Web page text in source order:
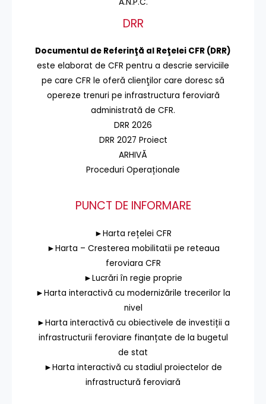
DRR
Documentul de Referinţă al Reţelei CFR (DRR)
este elaborat de CFR pentru a descrie serviciile
pe care CFR le oferă clienţilor care doresc să
opereze trenuri pe infrastructura feroviară
administrată de CFR.
DRR 2026
DRR 2027 Proiect
ARHIVĂ
Proceduri Operaționale
PUNCT DE INFORMARE
►Harta rețelei CFR
►Harta – Cresterea mobilitatii pe reteaua
feroviara CFR
►Lucrări în regie proprie
►Harta interactivă cu modernizările trecerilor la
nivel
►Harta interactivă cu obiectivele de investiții a
infrastructurii feroviare finanțate de la bugetul
de stat
►Harta interactivă cu stadiul proiectelor de
infrastructură feroviară